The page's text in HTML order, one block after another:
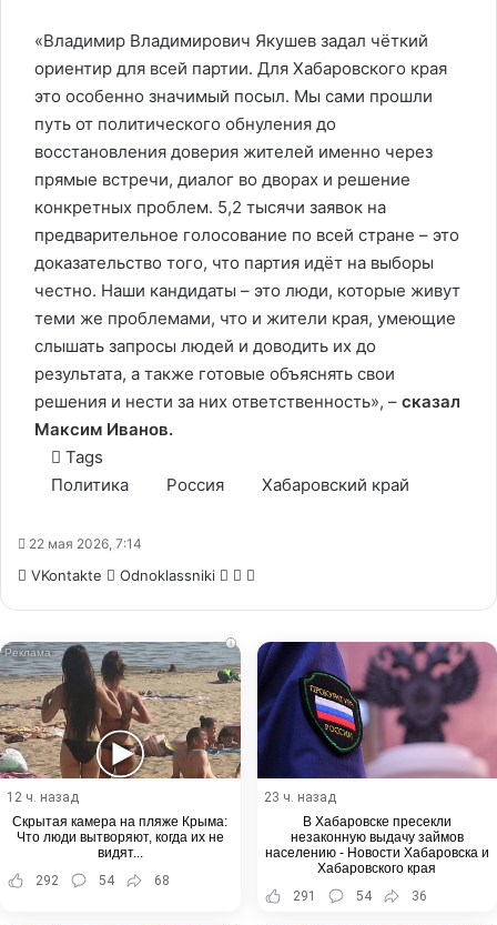
«Владимир Владимирович Якушев задал чёткий
ориентир для всей партии. Для Хабаровского края
это особенно значимый посыл. Мы сами прошли
путь от политического обнуления до
восстановления доверия жителей именно через
прямые встречи, диалог во дворах и решение
конкретных проблем. 5,2 тысячи заявок на
предварительное голосование по всей стране – это
доказательство того, что партия идёт на выборы
честно. Наши кандидаты – это люди, которые живут
теми же проблемами, что и жители края, умеющие
слышать запросы людей и доводить их до
результата, а также готовые объяснять свои
решения и нести за них ответственность», – сказал
Максим Иванов.
Tags
Политика
Россия Хабаровский край
22 мая 2026, 7:14
VKontakte Odnoklassniki WhatsApp
Telegram
i
12 ч. назад
Скрытая камера на пляже Крыма:
Что люди вытворяют, когда их не
видят...
292
54 68
23 ч. назад
В Хабаровске пресекли
незаконную выдачу займов
населению - Новости Хабаровска и
Хабаровского края
291
54 36